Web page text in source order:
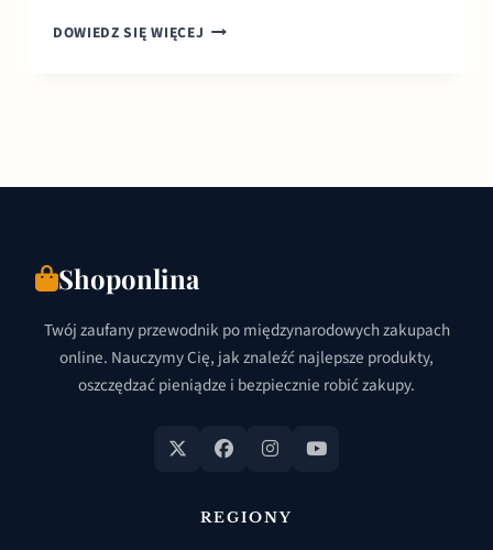
DOWIEDZ SIĘ WIĘCEJ ODZIEŻ
I
Shoponlina
Twój zaufany przewodnik po międzynarodowych zakupach
online. Nauczymy Cię, jak znaleźć najlepsze produkty,
oszczędzać pieniądze i bezpiecznie robić zakupy.
REGIONY